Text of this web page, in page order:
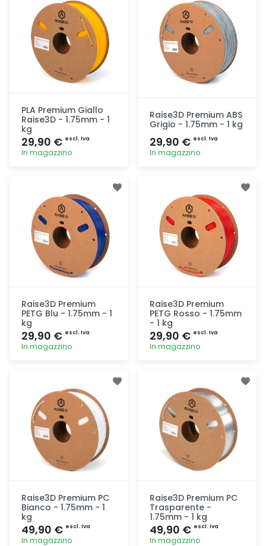
PLA Premium Giallo
Raise3D - 1.75mm - 1
kg
29,90 € escl. Iva
In magazzino
Raise3D Premium ABS
Grigio - 1.75mm - 1 kg
29,90 € escl. Iva
In magazzino
Raise3D Premium
PETG Blu - 1.75mm - 1
kg
29,90 € escl. Iva
In magazzino
Raise3D Premium
PETG Rosso - 1.75mm
- 1 kg
29,90 € escl. Iva
In magazzino
Raise3D Premium PC
Bianco - 1.75mm - 1
kg
49,90 € escl. Iva
In magazzino
Raise3D Premium PC
Trasparente -
1.75mm - 1 kg
49,90 € escl. Iva
In magazzino